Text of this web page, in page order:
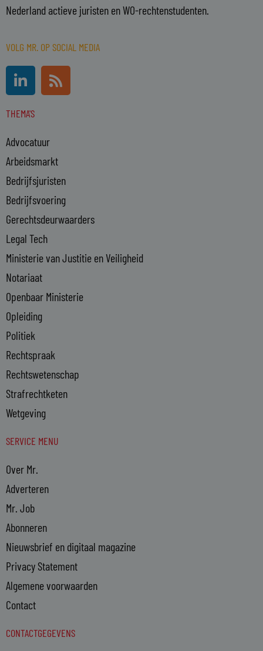
Nederland actieve juristen en WO-rechtenstudenten.
VOLG MR. OP SOCIAL MEDIA
L
i
k
d
i
n
-
i
n
R
s
THEMA'S
Advocatuur
Arbeidsmarkt
Bedrijfsjuristen
Bedrijfsvoering
Gerechtsdeurwaarders
Legal Tech
Ministerie van Justitie en Veiligheid
Notariaat
Openbaar Ministerie
Opleiding
Politiek
Rechtspraak
Rechtswetenschap
Strafrechtketen
Wetgeving
SERVICE MENU
Over Mr.
Adverteren
Mr. Job
Abonneren
Nieuwsbrief en digitaal magazine
Privacy Statement
Algemene voorwaarden
Contact
CONTACTGEGEVENS